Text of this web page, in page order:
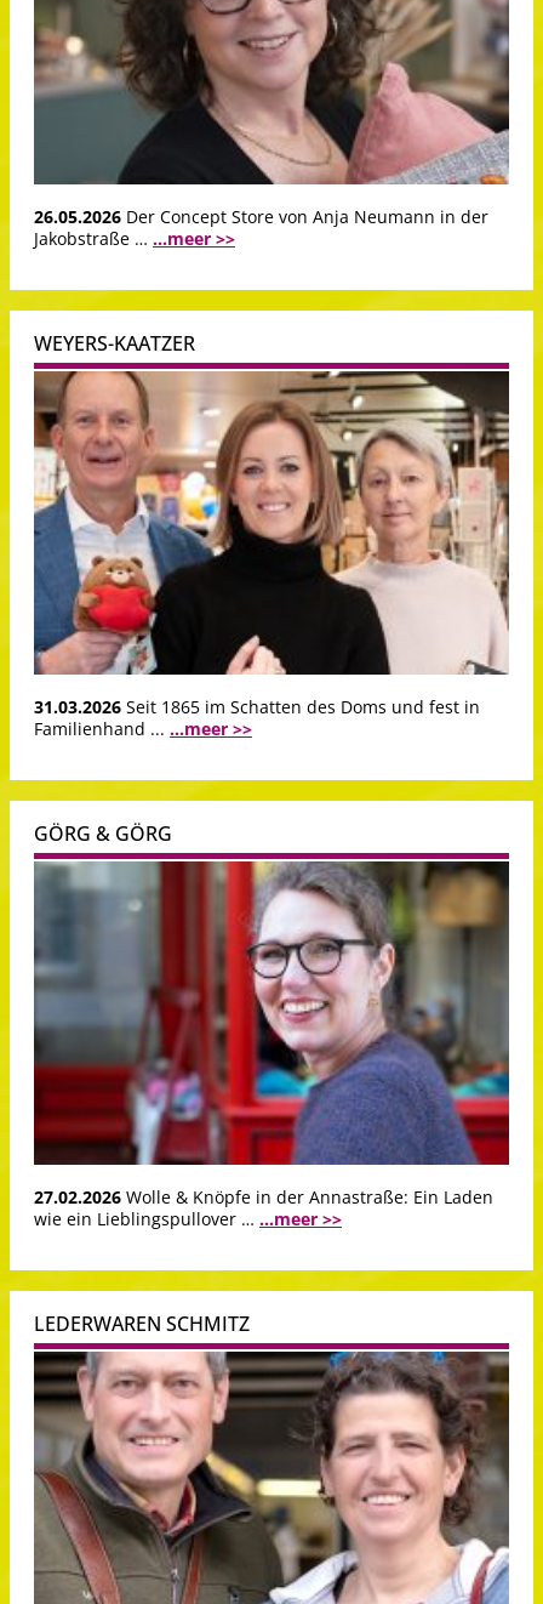
26.05.2026 Der Concept Store von Anja Neumann in der
Jakobstraße … ...meer >>
WEYERS-KAATZER
31.03.2026 Seit 1865 im Schatten des Doms und fest in
Familienhand ... ...meer >>
GÖRG & GÖRG
27.02.2026 Wolle & Knöpfe in der Annastraße: Ein Laden
wie ein Lieblingspullover … ...meer >>
LEDERWAREN SCHMITZ